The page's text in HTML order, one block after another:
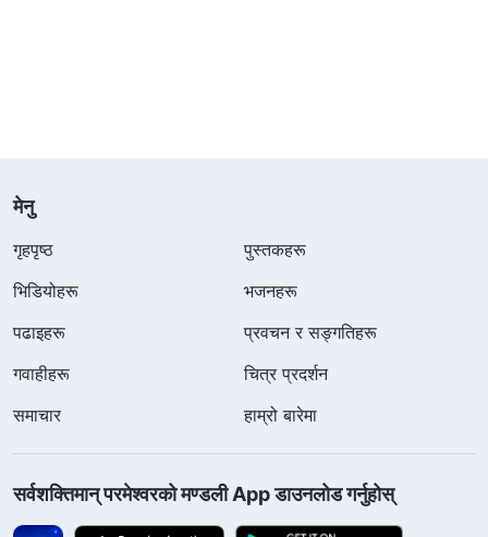
मेनु
गृहपृष्ठ
पुस्तकहरू
भिडियोहरू
भजनहरू
पढाइहरू
प्रवचन र सङ्गतिहरू
गवाहीहरू
चित्र प्रदर्शन
समाचार
हाम्रो बारेमा
सर्वशक्तिमान्‌ परमेश्‍वरको मण्डली App डाउनलोड गर्नुहोस्